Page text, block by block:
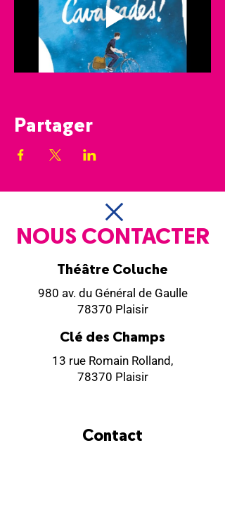
Partager
NOUS CONTACTER
Théâtre Coluche
980 av. du Général de Gaulle
78370 Plaisir
Clé des Champs
13 rue Romain Rolland,
78370 Plaisir
Contact